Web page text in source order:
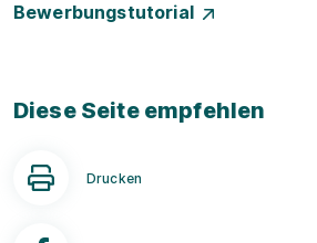
Bewerbungstutorial
Diese Seite empfehlen
Drucken